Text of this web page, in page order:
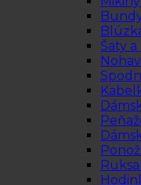
Šaty